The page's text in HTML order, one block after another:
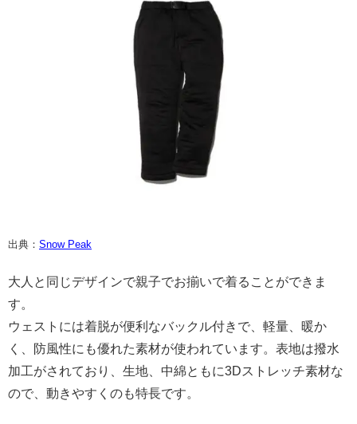
出典： Snow Peak
大人と同じデザインで親子でお揃いで着ることができま
す。
ウェストには着脱が便利なバックル付きで、軽量、暖か
く、防風性にも優れた素材が使われています。表地は撥水
加工がされており、生地、中綿ともに3Dストレッチ素材な
ので、動きやすくのも特長です。